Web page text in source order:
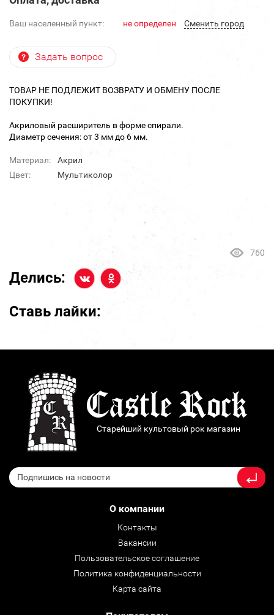
Ваш населенный пункт: не определен Cменить город
Задать вопрос
ТОВАР НЕ ПОДЛЕЖИТ ВОЗВРАТУ И ОБМЕНУ ПОСЛЕ
ПОКУПКИ!
Акриловый расширитель в форме спирали.
Диаметр сечения: от 3 мм до 6 мм.
Материал:
Акрил
Цвет:
Мультиколор
760
Делись:
Ставь лайки:
Старейший культовый рок магазин
О компании
Контакты
Вакансии
Пользовательское соглашение
Политика конфиденциальности
Карта сайта